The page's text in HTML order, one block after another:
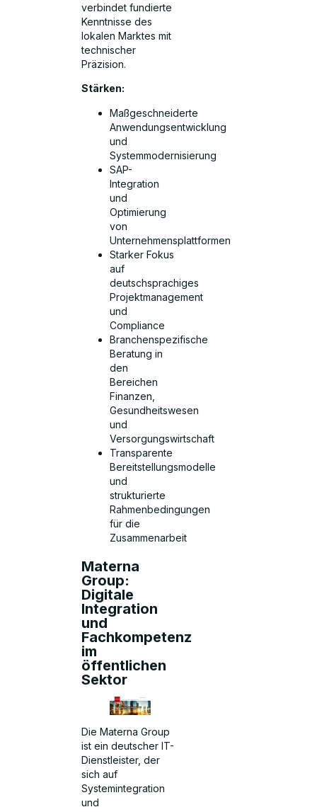
verbindet fundierte
Kenntnisse des
lokalen Marktes mit
technischer
Präzision.
Stärken:
Maßgeschneiderte
Anwendungsentwicklung
und
Systemmodernisierung
SAP-
Integration
und
Optimierung
von
Unternehmensplattformen
Starker Fokus
auf
deutschsprachiges
Projektmanagement
und
Compliance
Branchenspezifische
Beratung in
den
Bereichen
Finanzen,
Gesundheitswesen
und
Versorgungswirtschaft
Transparente
Bereitstellungsmodelle
und
strukturierte
Rahmenbedingungen
für die
Zusammenarbeit
Materna
Group:
Digitale
Integration
und
Fachkompetenz
im
öffentlichen
Sektor
Die Materna Group
ist ein deutscher IT-
Dienstleister, der
sich auf
Systemintegration
und